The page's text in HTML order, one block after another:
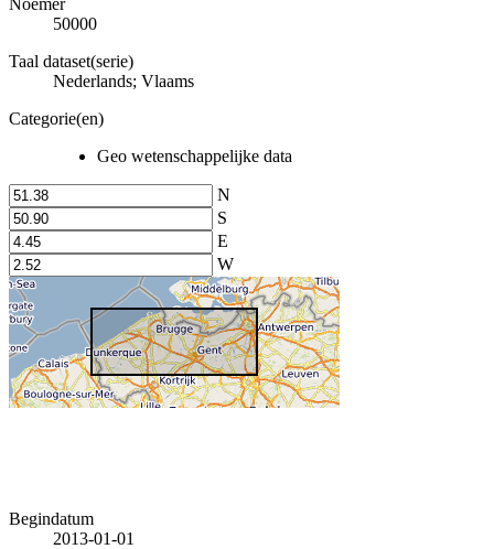
50000
Taal dataset(serie)
Nederlands; Vlaams
Categorie(en)
Geo wetenschappelijke data
N
S
E
W
Begindatum
2013-01-01